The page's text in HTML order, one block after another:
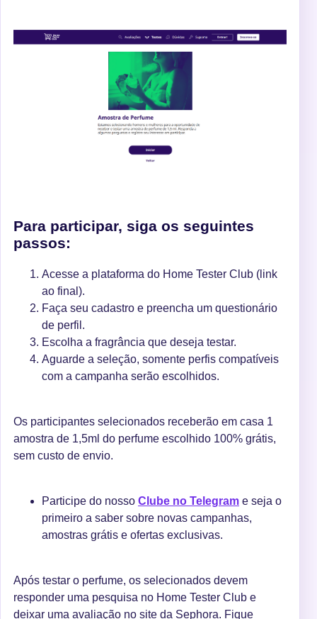
Para participar, siga os seguintes
passos:
Acesse a plataforma do Home Tester Club (link
ao final).
Faça seu cadastro e preencha um questionário
de perfil.
Escolha a fragrância que deseja testar.
Aguarde a seleção, somente perfis compatíveis
com a campanha serão escolhidos.
Os participantes selecionados receberão em casa 1
amostra de 1,5ml do perfume escolhido 100% grátis,
sem custo de envio.
Participe do nosso Clube no Telegram e seja o
primeiro a saber sobre novas campanhas,
amostras grátis e ofertas exclusivas.
Após testar o perfume, os selecionados devem
responder uma pesquisa no Home Tester Club e
deixar uma avaliação no site da Sephora. Fique